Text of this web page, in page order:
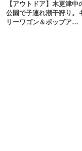
【アウトドア】木更津中
公園で子連れ潮干狩り。
リーワゴン＆ポップア…